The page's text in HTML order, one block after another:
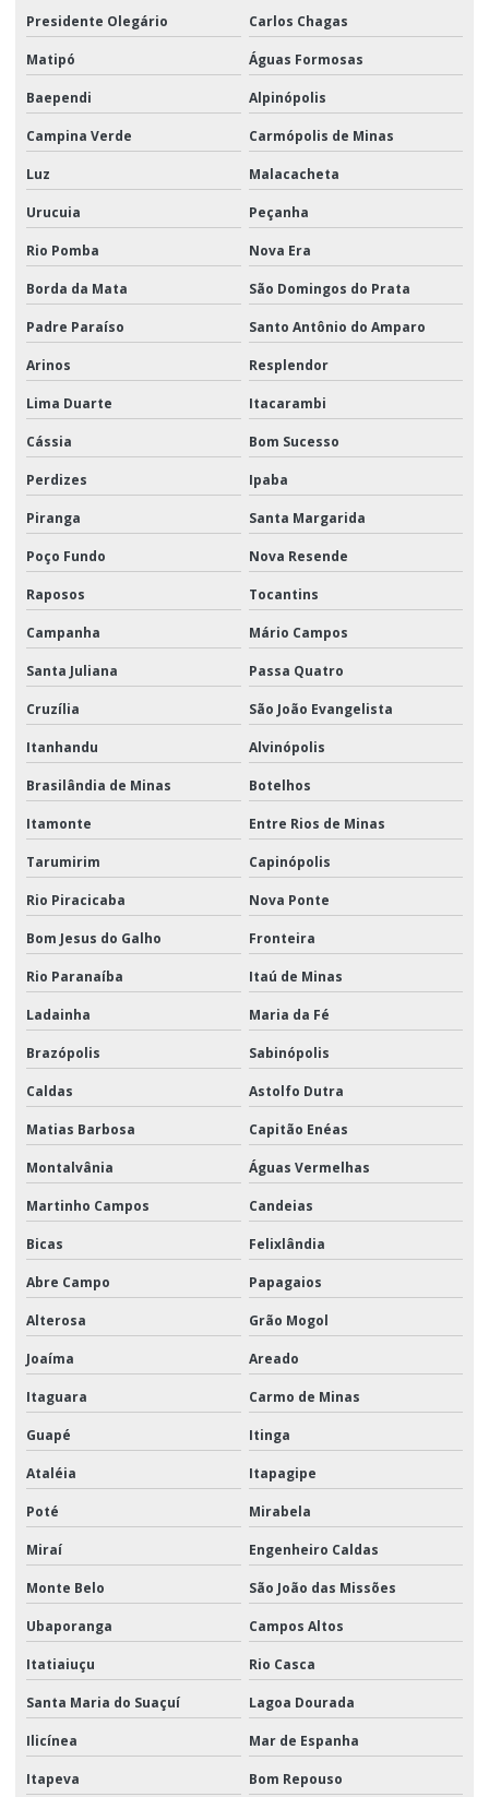
Presidente Olegário Carlos Chagas
Matipó Águas Formosas
Baependi Alpinópolis
Campina Verde Carmópolis de Minas
Luz Malacacheta
Urucuia Peçanha
Rio Pomba Nova Era
Borda da Mata São Domingos do Prata
Padre Paraíso Santo Antônio do Amparo
Arinos Resplendor
Lima Duarte Itacarambi
Cássia Bom Sucesso
Perdizes Ipaba
Piranga Santa Margarida
Poço Fundo Nova Resende
Raposos Tocantins
Campanha Mário Campos
Santa Juliana Passa Quatro
Cruzília São João Evangelista
Itanhandu Alvinópolis
Brasilândia de Minas Botelhos
Itamonte Entre Rios de Minas
Tarumirim Capinópolis
Rio Piracicaba Nova Ponte
Bom Jesus do Galho Fronteira
Rio Paranaíba Itaú de Minas
Ladainha Maria da Fé
Brazópolis Sabinópolis
Caldas Astolfo Dutra
Matias Barbosa Capitão Enéas
Montalvânia Águas Vermelhas
Martinho Campos Candeias
Bicas Felixlândia
Abre Campo Papagaios
Alterosa Grão Mogol
Joaíma Areado
Itaguara Carmo de Minas
Guapé Itinga
Ataléia Itapagipe
Poté Mirabela
Miraí Engenheiro Caldas
Monte Belo São João das Missões
Ubaporanga Campos Altos
Itatiaiuçu Rio Casca
Santa Maria do Suaçuí Lagoa Dourada
Ilicínea Mar de Espanha
Itapeva Bom Repouso